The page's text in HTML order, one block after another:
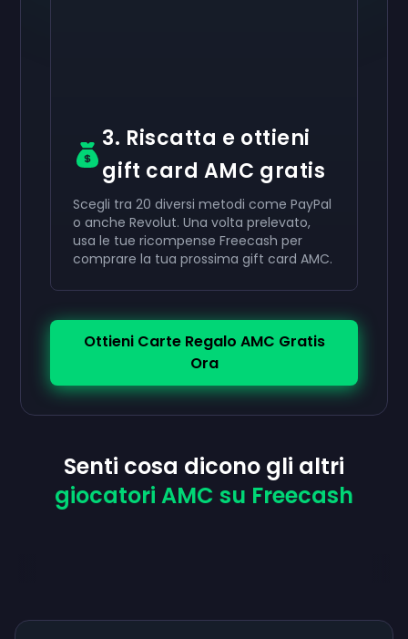
3. Riscatta e ottieni
gift card AMC gratis
Scegli tra 20 diversi metodi come PayPal
o anche Revolut. Una volta prelevato,
usa le tue ricompense Freecash per
comprare la tua prossima gift card AMC.
Ottieni Carte Regalo AMC Gratis
Ora
Senti cosa dicono gli altri
giocatori AMC su Freecash